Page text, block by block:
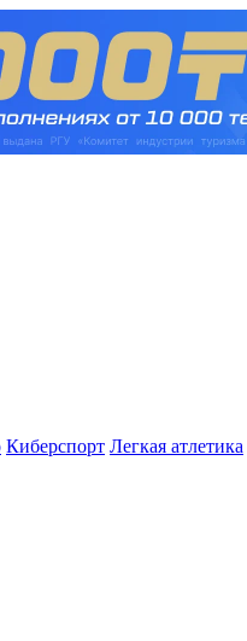
Киберспорт Легкая атлетика